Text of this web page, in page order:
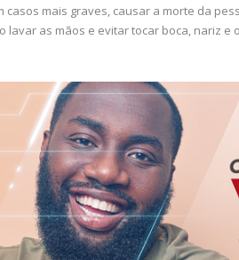
casos mais graves, causar a morte da
lavar as mãos e evitar tocar boca, nariz